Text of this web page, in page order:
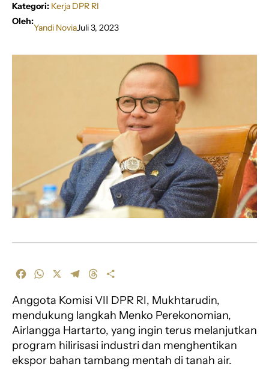
Kategori: Kerja DPR RI
Oleh:
Yandi NoviaJuli 3, 2023
c
e
b
o
k
W
a
t
s
A
p
p
l
e
g
a
m
r
e
a
d
s
a
r
e
Anggota Komisi VII DPR RI, Mukhtarudin,
mendukung langkah Menko Perekonomian,
Airlangga Hartarto, yang ingin terus melanjutkan
program hilirisasi industri dan menghentikan
ekspor bahan tambang mentah di tanah air.